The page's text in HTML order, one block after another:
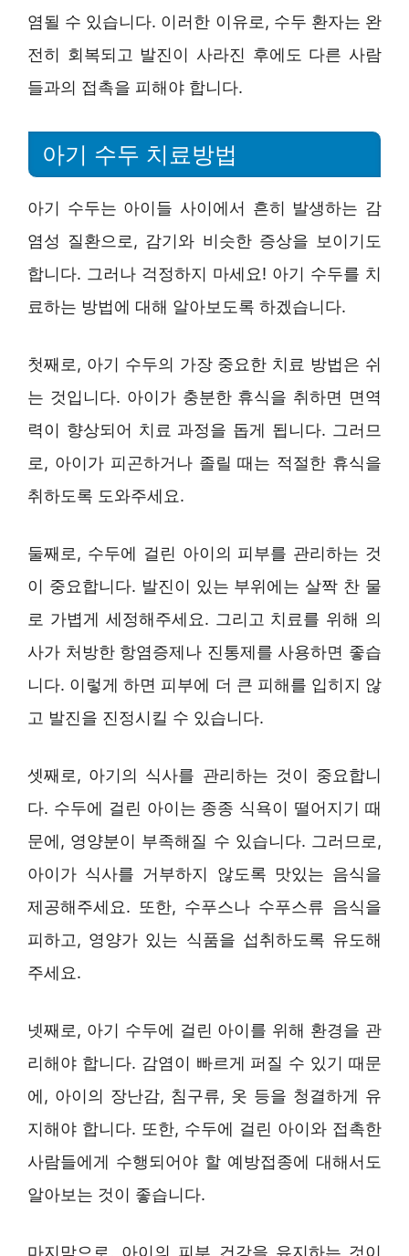
염될 수 있습니다. 이러한 이유로, 수두 환자는 완
전히 회복되고 발진이 사라진 후에도 다른 사람
들과의 접촉을 피해야 합니다.
아기 수두 치료방법
아기 수두는 아이들 사이에서 흔히 발생하는 감
염성 질환으로, 감기와 비슷한 증상을 보이기도
합니다. 그러나 걱정하지 마세요! 아기 수두를 치
료하는 방법에 대해 알아보도록 하겠습니다.
첫째로, 아기 수두의 가장 중요한 치료 방법은 쉬
는 것입니다. 아이가 충분한 휴식을 취하면 면역
력이 향상되어 치료 과정을 돕게 됩니다. 그러므
로, 아이가 피곤하거나 졸릴 때는 적절한 휴식을
취하도록 도와주세요.
둘째로, 수두에 걸린 아이의 피부를 관리하는 것
이 중요합니다. 발진이 있는 부위에는 살짝 찬 물
로 가볍게 세정해주세요. 그리고 치료를 위해 의
사가 처방한 항염증제나 진통제를 사용하면 좋습
니다. 이렇게 하면 피부에 더 큰 피해를 입히지 않
고 발진을 진정시킬 수 있습니다.
셋째로, 아기의 식사를 관리하는 것이 중요합니
다. 수두에 걸린 아이는 종종 식욕이 떨어지기 때
문에, 영양분이 부족해질 수 있습니다. 그러므로,
아이가 식사를 거부하지 않도록 맛있는 음식을
제공해주세요. 또한, 수푸스나 수푸스류 음식을
피하고, 영양가 있는 식품을 섭취하도록 유도해
주세요.
넷째로, 아기 수두에 걸린 아이를 위해 환경을 관
리해야 합니다. 감염이 빠르게 퍼질 수 있기 때문
에, 아이의 장난감, 침구류, 옷 등을 청결하게 유
지해야 합니다. 또한, 수두에 걸린 아이와 접촉한
사람들에게 수행되어야 할 예방접종에 대해서도
알아보는 것이 좋습니다.
마지막으로, 아이의 피부 건강을 유지하는 것이